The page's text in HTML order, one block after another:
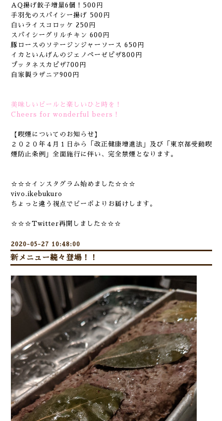
AQ揚げ餃子増量6個！500円
手羽先のスパイシー揚げ 500円
白いライスコロッケ 250円
スパイシーグリルチキン 600円
豚ロースのソテージンジャーソース 650円
イカといんげんのジェノペーゼピザ800円
プッタネスカピザ700円
自家製ラザニア900円
美味しいビールと楽しいひと時を！
Cheers for wonderful beers！
【喫煙についてのお知らせ】
２０２０年４月１日から「改正健康増進法」及び「東京都受動喫
煙防止条例」全面施行に伴い、完全禁煙となります。
☆☆☆インスタグラム始めました☆☆☆
vivo.ikebukuro
ちょっと違う視点でビーボよりお届けします。
☆☆☆Twitter再開しました☆☆☆
2020-05-27 10:48:00
新メニュー続々登場！！